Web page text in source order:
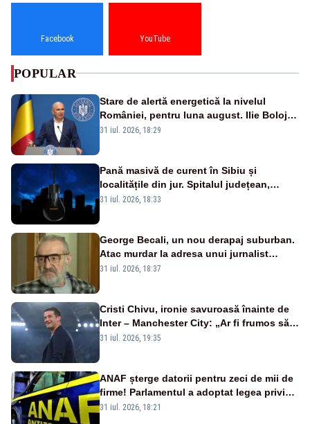
Facebook YouTube
POPULAR
Stare de alertă energetică la nivelul
României, pentru luna august. Ilie Bolojan
a anunțat importuri și posibile restricții –
31 iul. 2026, 18:29
Pană masivă de curent în Sibiu și
localitățile din jur. Spitalul județean,
semafoarele, rețelele de telefonie, grav
31 iul. 2026, 18:33
George Becali, un nou derapaj suburban.
Atac murdar la adresa unui jurnalist
sportiv – AUDIO
31 iul. 2026, 18:37
Cristi Chivu, ironie savuroasă înainte de
Inter – Manchester City: „Ar fi frumos să
mai cumpărați și de la noi”
31 iul. 2026, 19:35
ANAF șterge datorii pentru zeci de mii de
firme! Parlamentul a adoptat legea privind
amnistia fiscală
31 iul. 2026, 18:21